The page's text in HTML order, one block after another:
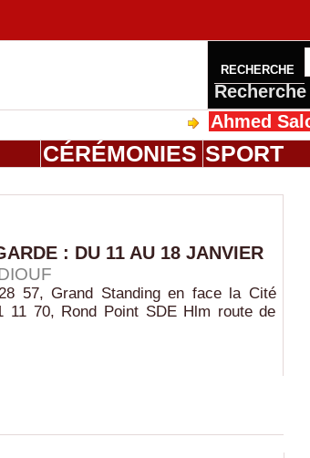
RECHERCHE
Ahmed Saloum
CÉRÉMONIES SPORT
: DU 11 AU 18 JANVIER
57, Grand Standing en face la Cité
11 70, Rond Point SDE Hlm route de